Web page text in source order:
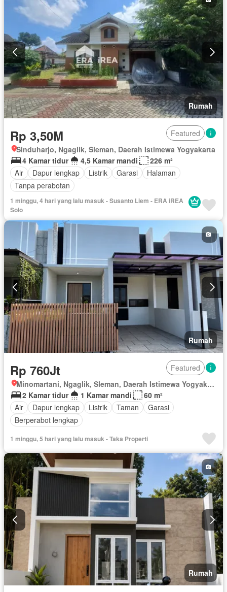
Rumah
Rp 3,50M
Featured
Sinduharjo, Ngaglik, Sleman, Daerah Istimewa Yogyakarta
4 Kamar tidur
4,5 Kamar mandi
226 m²
Air
Dapur lengkap Listrik Garasi
Halaman
Tanpa perabotan
1 minggu, 4 hari yang lalu masuk - Susanto Liem - ERA iREA
Solo
Rumah
Rp 760Jt
Featured
Minomartani, Ngaglik, Sleman, Daerah Istimewa Yogyakarta
2 Kamar tidur
1 Kamar mandi
60 m²
Air
Dapur lengkap Listrik Taman
Garasi
Berperabot lengkap
1 minggu, 5 hari yang lalu masuk - Taka Properti
Rumah